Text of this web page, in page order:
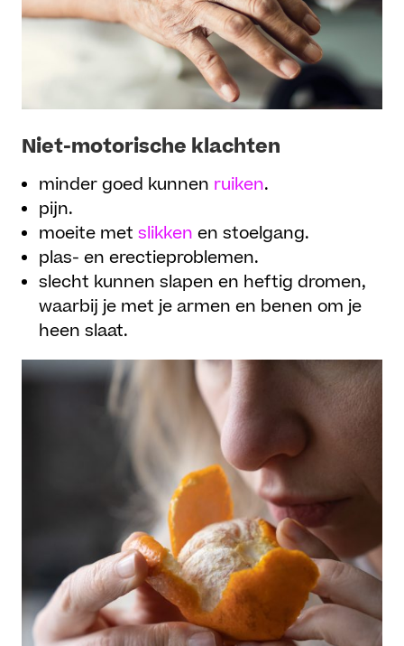
Niet-motorische klachten
minder goed kunnen ruiken.
pijn.
moeite metslikken en stoelgang.
plas- en erectieproblemen.
slecht kunnen slapen en heftig dromen,
waarbij je met je armen en benen om je
heen slaat.